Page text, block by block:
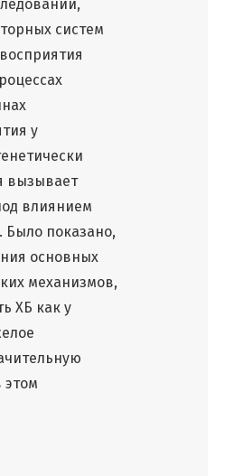
систем
у
вызывает
влиянием
показано,
основных
механизмов,
ХБ как у
этом